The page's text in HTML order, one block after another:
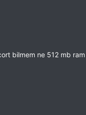
bilmem ne 512 mb